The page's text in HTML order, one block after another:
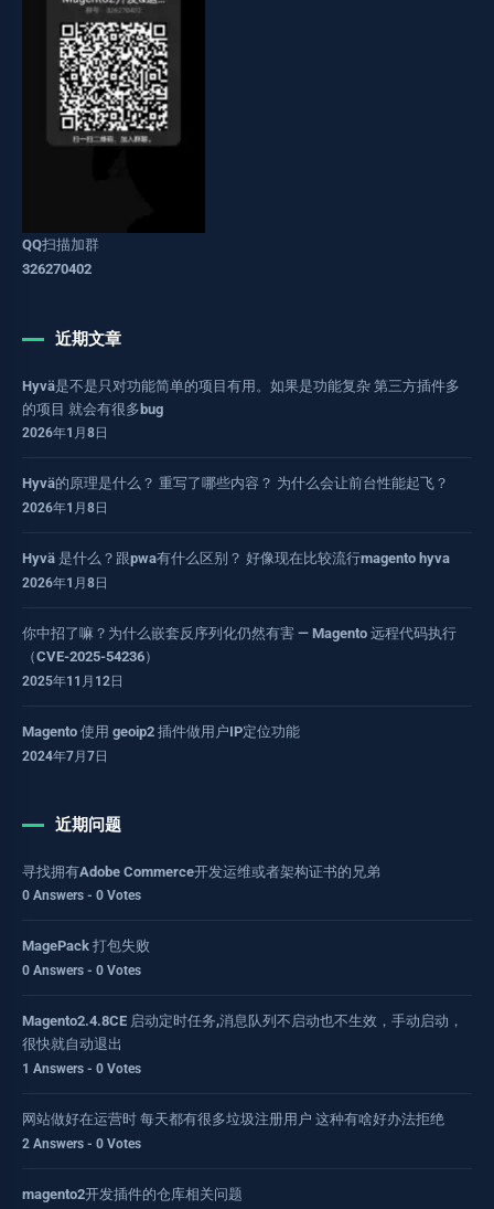
QQ扫描加群
326270402
近期文章
Hyvä是不是只对功能简单的项目有用。如果是功能复杂 第三方插件多
的项目 就会有很多bug
2026年1月8日
Hyvä的原理是什么？ 重写了哪些内容？ 为什么会让前台性能起飞？
2026年1月8日
Hyvä 是什么？跟pwa有什么区别？ 好像现在比较流行magento hyva
2026年1月8日
你中招了嘛？为什么嵌套反序列化仍然有害 — Magento 远程代码执行
（CVE-2025-54236）
2025年11月12日
Magento 使用 geoip2 插件做用户IP定位功能
2024年7月7日
近期问题
寻找拥有Adobe Commerce开发运维或者架构证书的兄弟
0 Answers - 0 Votes
MagePack 打包失败
0 Answers - 0 Votes
Magento2.4.8CE 启动定时任务,消息队列不启动也不生效，手动启动，
很快就自动退出
1 Answers - 0 Votes
网站做好在运营时 每天都有很多垃圾注册用户 这种有啥好办法拒绝
2 Answers - 0 Votes
magento2开发插件的仓库相关问题